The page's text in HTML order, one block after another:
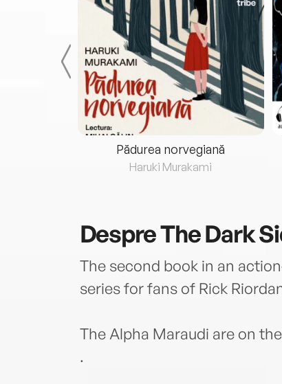
Pădurea norvegiană
Haruki Murakami
DespreThe Dark
The second book in an
series for fans of Rick
The Alpha Maraudi are on
.